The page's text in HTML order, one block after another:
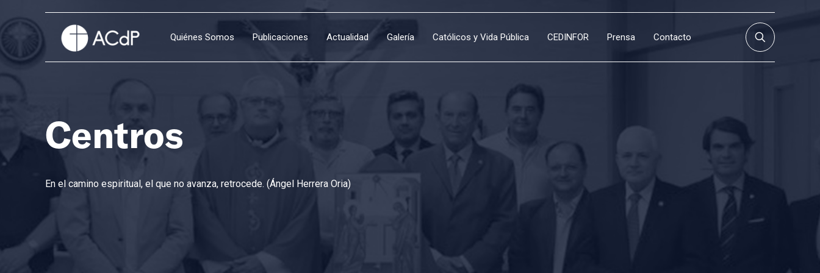
Quiénes Somos Publicaciones Actualidad Galería Católicos y Vida Pública CEDINFOR Prensa Contacto
Centros
En el camino espiritual, el que no avanza, retrocede. (Ángel Herrera Oria)